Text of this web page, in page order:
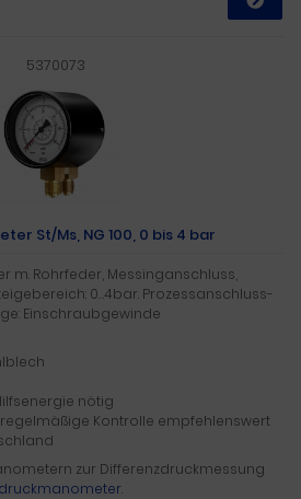
5370073
St/Ms, NG 100, 0 bis 4 bar
m. Rohrfeder, Messinganschluss,
0…4bar. Prozessanschluss-
Einschraubgewinde
nötig
Kontrolle empfehlenswert
zur Differenzdruckmessung
.